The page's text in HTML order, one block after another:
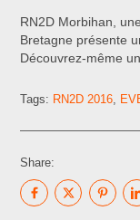
RN2D Morbihan,
Bretagne présente
Découvrez-même
Tags: RN2D 2016
Share: